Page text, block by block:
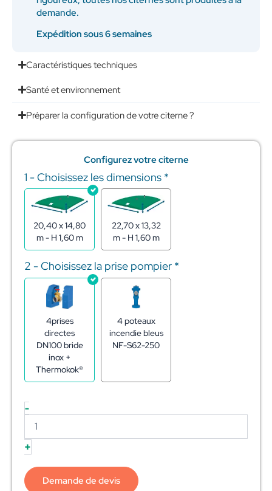
demande.
Expédition sous 6 semaines
Caractéristiques techniques
Santé et environnement
Préparer la configuration de votre citerne ?
Configurez votre citerne
1 - Choisissez les dimensions *
20,40 x 14,80
m - H 1,60 m
22,70 x 13,32
m - H 1,60 m
2 - Choisissez la prise pompier *
4prises
directes
DN100 bride
inox +
Thermokok®
4 poteaux
incendie bleus
NF-S62-250
-
quantité
de
Réserve
Incendie
en
citerne
souple
400m3
+
Demande de devis